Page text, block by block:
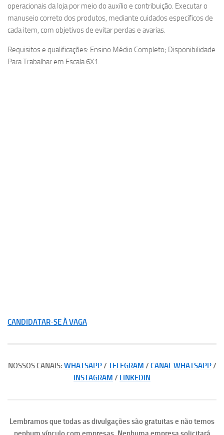
operacionais da loja por meio do auxílio e contribuição. Executar o
manuseio correto dos produtos, mediante cuidados específicos de
cada item, com objetivos de evitar perdas e avarias.
Requisitos e qualificações: Ensino Médio Completo; Disponibilidade
Para Trabalhar em Escala 6X1.
CANDIDATAR-SE À VAGA
NOSSOS CANAIS: WHATSAPP/ TELEGRAM / CANAL WHATSAPP/
INSTAGRAM / LINKEDIN
Lembramos que todas as divulgações são gratuitas e não temos